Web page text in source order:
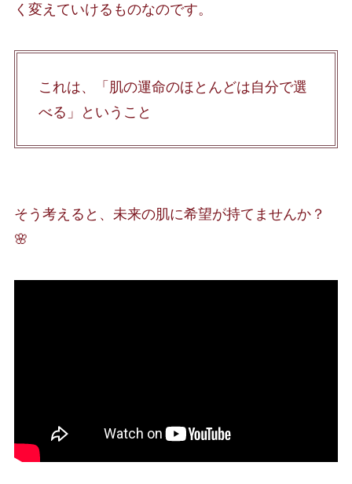
く変えていけるものなのです。
これは、「肌の運命のほとんどは自分で選
べる」ということ
そう考えると、未来の肌に希望が持てませんか？
🌸